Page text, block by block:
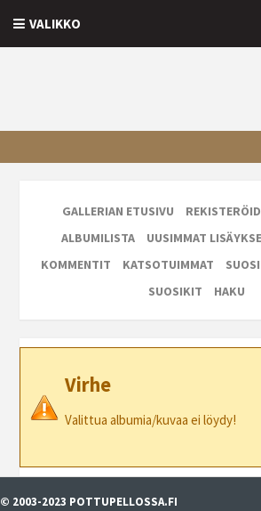
VALIKKO
GALLERIAN ETUSIVU
ALBUMILISTA
UUSIMMAT
KOMMENTIT
KATSOTUIMMAT
SUOSIKIT
HAKU
Virhe
Valittua albumia/kuvaa ei löydy!
© 2003-2023 POTTUPELLOSSA.FI